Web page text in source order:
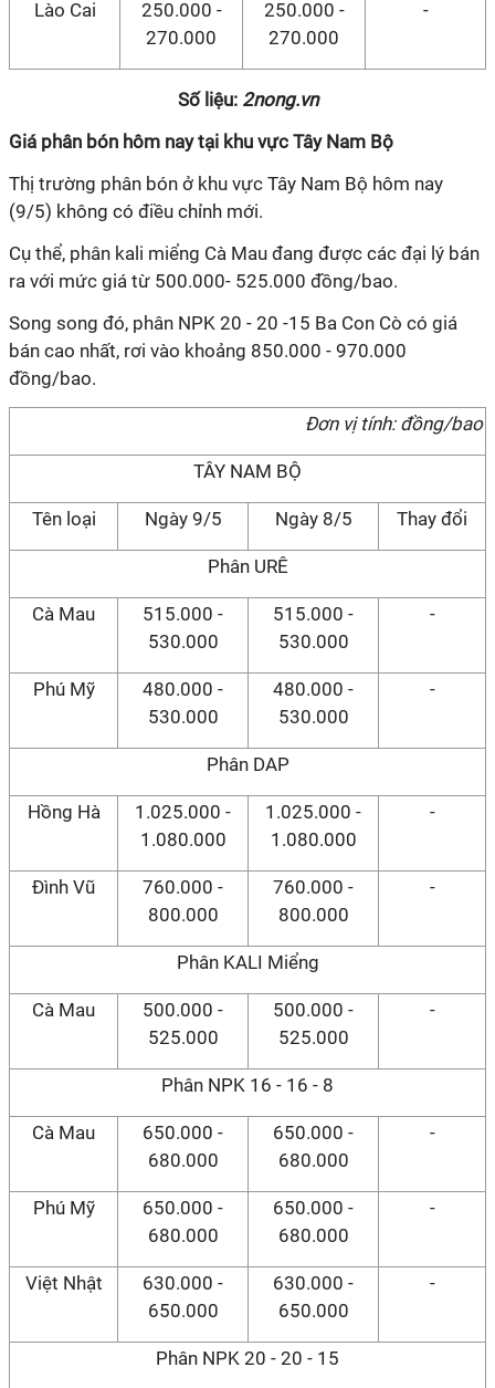
Lào Cai
250.000 -
270.000
250.000 -
270.000
-
Số liệu: 2nong.vn
Giá phân bón hôm nay tại khu vực Tây Nam Bộ
Thị trường phân bón ở khu vực Tây Nam Bộ hôm nay
(9/5) không có điều chỉnh mới.
Cụ thể, phân kali miểng Cà Mau đang được các đại lý bán
ra với mức giá từ 500.000- 525.000 đồng/bao.
Song song đó, phân NPK 20 - 20 -15 Ba Con Cò có giá
bán cao nhất, rơi vào khoảng 850.000 - 970.000
đồng/bao.
Đơn vị tính: đồng/bao
TÂY NAM BỘ
Tên loại Ngày 9/5 Ngày 8/5 Thay đổi
Phân URÊ
Cà Mau
515.000 -
530.000
515.000 -
530.000
-
Phú Mỹ
480.000 -
530.000
480.000 -
530.000
-
Phân DAP
Hồng Hà
1.025.000 -
1.080.000
1.025.000 -
1.080.000
-
Đình Vũ
760.000 -
800.000
760.000 -
800.000
-
Phân KALI Miểng
Cà Mau
500.000 -
525.000
500.000 -
525.000
-
Phân NPK 16 - 16 - 8
Cà Mau
650.000 -
680.000
650.000 -
680.000
-
Phú Mỹ
650.000 -
680.000
650.000 -
680.000
-
Việt Nhật
630.000 -
650.000
630.000 -
650.000
-
Phân NPK 20 - 20 - 15